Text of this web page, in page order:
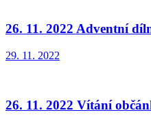
26. 11. 2022 Adventní
29. 11. 2022
26. 11. 2022 Vítání